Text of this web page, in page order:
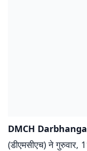
DMCH
(डीएमसीएच) ने गुरुवार,